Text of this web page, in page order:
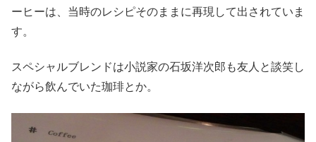
ーヒーは、当時のレシピそのままに再現して出されていま
す。
スペシャルブレンドは小説家の石坂洋次郎も友人と談笑し
ながら飲んでいた珈琲とか。